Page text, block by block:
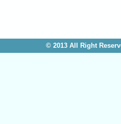
© 2013 All Right